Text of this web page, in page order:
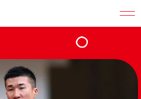
TOP